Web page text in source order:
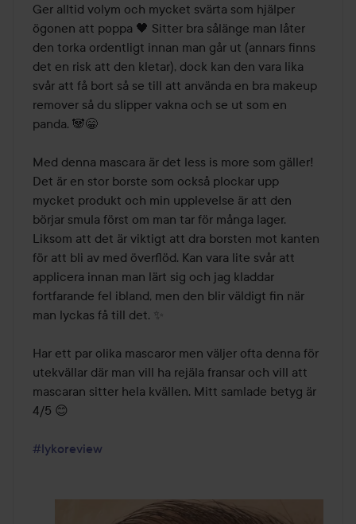
Ger alltid volym och mycket svärta som hjälper
ögonen att poppa 🖤 Sitter bra sålänge man låter
den torka ordentligt innan man går ut (annars finns
det en risk att den kletar), dock kan den vara lika
svår att få bort så se till att använda en bra makeup
remover så du slipper vakna och se ut som en
panda. 🐼😁
Med denna mascara är det less is more som gäller!
Det är en stor borste som också plockar upp
mycket produkt och min upplevelse är att den
börjar smula först om man tar för många lager.
Liksom att det är viktigt att dra borsten mot kanten
för att bli av med överflöd. Kan vara lite svår att
applicera innan man lärt sig och jag kladdar
fortfarande fel ibland, men den blir väldigt fin när
man lyckas få till det. ✨
Har ett par olika mascaror men väljer ofta denna för
utekvällar där man vill ha rejäla fransar och vill att
mascaran sitter hela kvällen. Mitt samlade betyg är
4/5 😊
#lykoreview